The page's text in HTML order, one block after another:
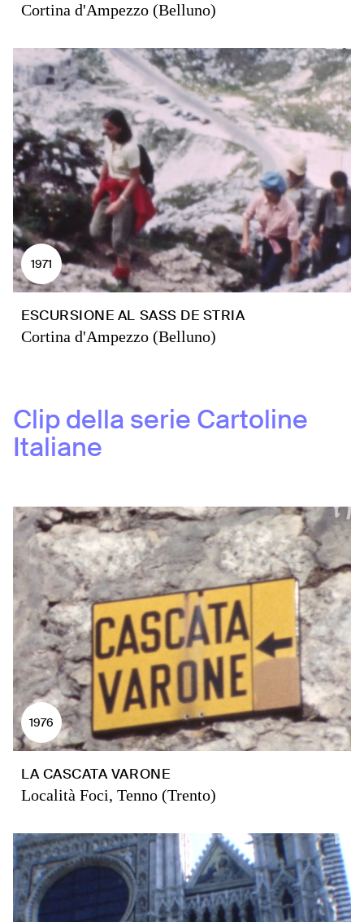
Cortina d'Ampezzo (Belluno)
1971
ESCURSIONE AL SASS DE STRIA
Cortina d'Ampezzo (Belluno)
Clip della serie Cartoline
Italiane
1976
LA CASCATA VARONE
Località Foci, Tenno (Trento)